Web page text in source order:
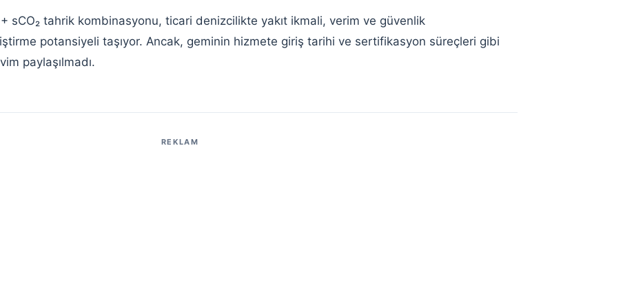
+ sCO₂ tahrik kombinasyonu, ticari denizcilikte yakıt ikmali, verim ve güvenlik
potansiyeli taşıyor. Ancak, geminin hizmete giriş tarihi ve sertifikasyon süreçleri gibi
paylaşılmadı.
REKLAM